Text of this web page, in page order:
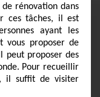
rénovation dans
ces tâches, il est
ayant les
vous proposer de
peut proposer des
Pour recueillir
il suffit de visiter